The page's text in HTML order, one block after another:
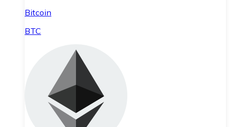
Bitcoin
BTC